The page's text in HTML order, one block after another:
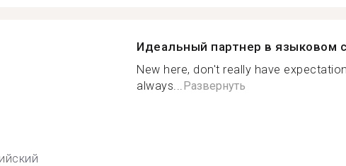
Идеальный партнер в языковом
New here, don't really have
always...Развернуть